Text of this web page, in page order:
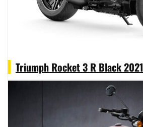
Triumph Rocket 3 R Black 2021